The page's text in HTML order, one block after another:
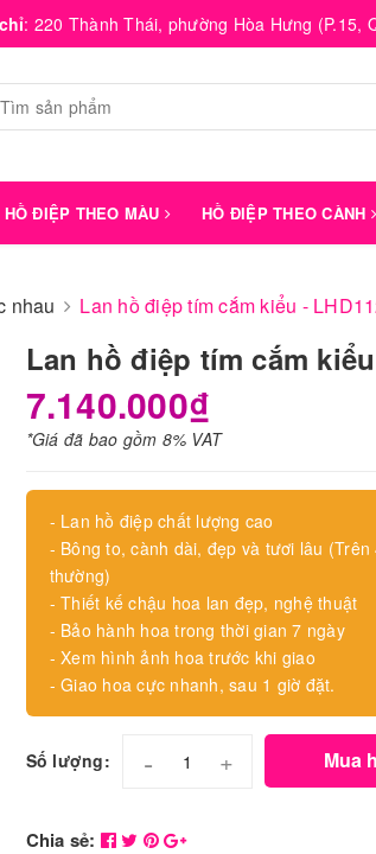
: 220 Thành Thái, phường Hòa Hưng (P.15,
HỒ ĐIỆP THEO MÀU HỒ ĐIỆP THEO CÀNH
nhau Lan hồ điệp tím cắm kiểu -
Lan hồ điệp tím cắm
7.140.000₫
*Giá đã bao gồm 8% VAT
- Lan hồ điệp chất lượng cao
- Bông to, cành dài, đẹp và tươi lâu
thường)
- Thiết kế chậu hoa lan đẹp, nghệ thuật
- Bảo hành hoa trong thời gian 7 ngày
- Xem hình ảnh hoa trước khi giao
- Giao hoa cực nhanh, sau 1 giờ đặt.
Số lượng: - + Mua
Chia sẻ: